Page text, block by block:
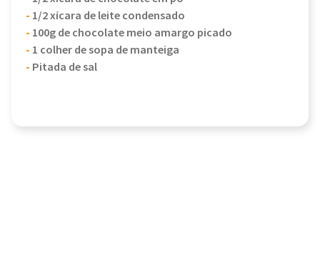
- 1/2 xícara de leite condensado
- 100g de chocolate meio amargo picado
- 1 colher de sopa de manteiga
- Pitada de sal